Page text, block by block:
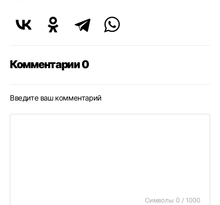
Комментарии 0
Введите ваш комментарий
Символы 0 / 1000